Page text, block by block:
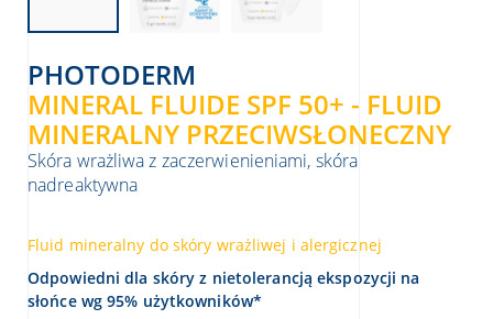
PHOTODERM
MINERAL FLUIDE SPF 50+ - FLUID
MINERALNY PRZECIWSŁONECZNY
Skóra wrażliwa z zaczerwienieniami, skóra
nadreaktywna
Fluid mineralny do skóry wrażliwej i alergicznej
Odpowiedni dla skóry z nietolerancją ekspozycji na
słońce wg 95% użytkowników*